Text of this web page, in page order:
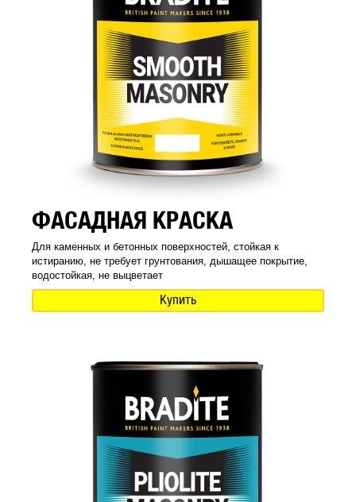
ФАСАДНАЯ КРАСКА
Для каменных и бетонных поверхностей, стойкая к
истиранию, не требует грунтования, дышащее покрытие,
водостойкая, не выцветает
Купить